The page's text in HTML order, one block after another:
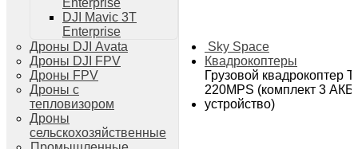
Дроны DJI Mini 4 Pro
Системы и комплексы РЭБ
РЭБ Капюшон
РЭБ Тетраэдр
РЭБ Ромашка
Подавители БПЛА
Детекторы БПЛА
Комплектующие для дронов
Enterprise
DJI Mavic 3T
Enterprise
Дроны DJI Avata
Дроны DJI FPV
Дроны FPV
Дроны с
тепловизором
Дроны
сельскохозяйственные
Sky Space
Квадрокоптеры
Грузовой квадрокоптер
220MPS (комплект 3
устройство)